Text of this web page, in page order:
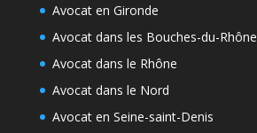
Avocat en Gironde
Avocat dans les Bouches-du-Rhône
Avocat dans le Rhône
Avocat dans le Nord
Avocat en Seine-saint-Denis